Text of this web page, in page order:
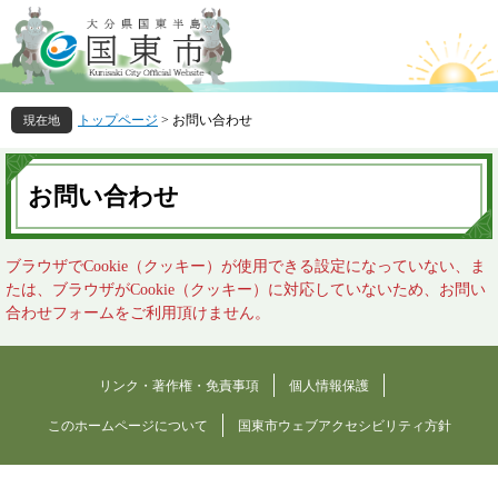
ー
ジ
の
先
頭
で
す
ニ
ュ
ー
を
飛
ば
し
へ
トップページ > お問い合わせ
本
文
お問い合わせ
ブラウザでCookie（クッキー）が使用できる設定になっていない、ま
たは、ブラウザがCookie（クッキー）に対応していないため、お問い
合わせフォームをご利用頂けません。
リンク・著作権・免責事項 個人情報保護
このホームページについて 国東市ウェブアクセシビリティ方針